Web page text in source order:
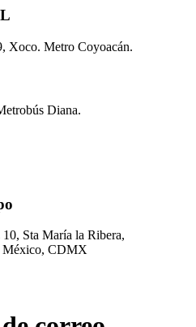
Xoco. Metro Coyoacán.
Diana.
Sta María la Ribera,
México, CDMX